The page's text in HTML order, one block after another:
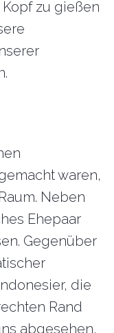
zu gießen
waren,
Neben
Ehepaar
Gegenüber
die
Rand
abgesehen,